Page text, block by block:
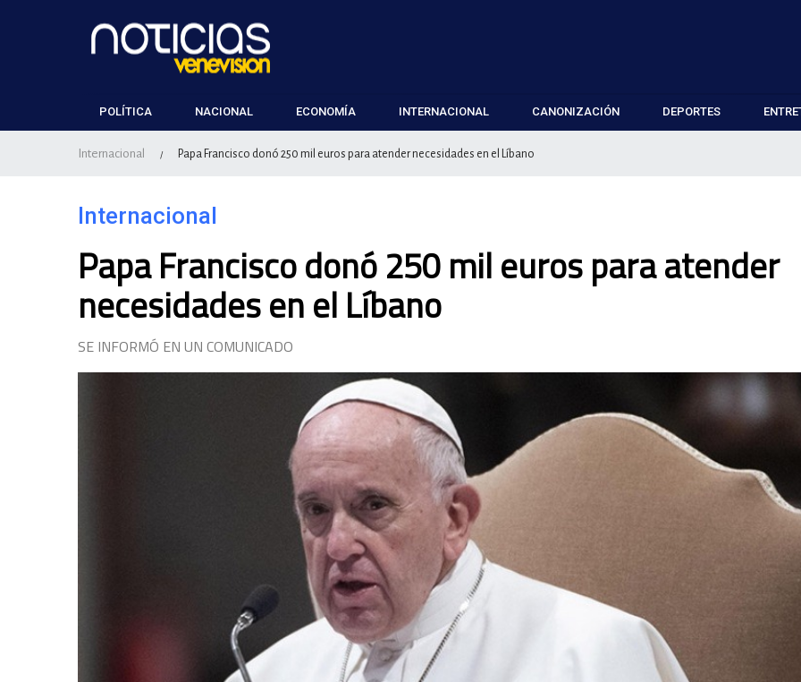
POLÍTICA NACIONAL ECONOMÍA INTERNACIONAL CANONIZACIÓN DEPORTES
Internacional / Papa Francisco donó 250 mil euros para atender necesidades en el Líbano
Internacional
Papa Francisco donó 250 mil euros para atender
necesidades en el Líbano
SE INFORMÓ EN UN COMUNICADO